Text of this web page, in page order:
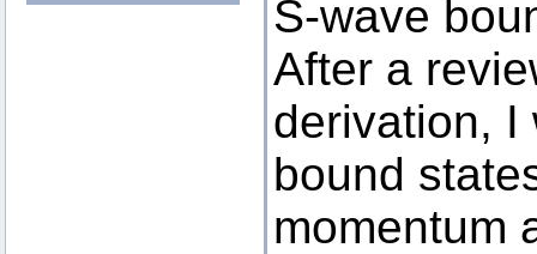
S-wave
After a
derivation, I
bound
momentum